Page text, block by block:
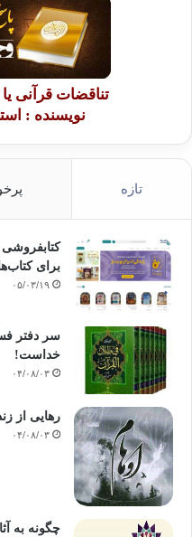
تناقضات قرآنی
نویسنده :
تازه
برای
۰۵/۰۳/۱۹
سر دفتر
خداست‌!
۰۴/۰۸/۰۳
رهایی از
۰۴/۰۸/۰۳
چگونه به